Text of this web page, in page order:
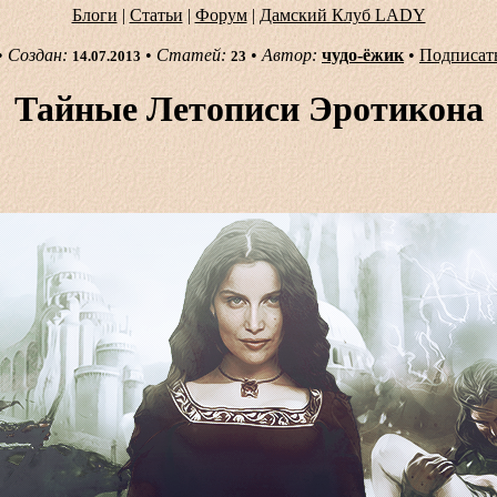
Блоги| Статьи| Форум| Дамский Клуб LADY
Создан: 14.07.2013 • Статей: 23• Автор: чудо-ёжик•
Тайные Летописи Эротикона